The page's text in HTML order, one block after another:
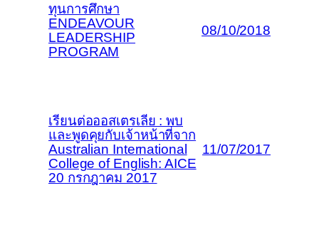
ทุนการศึกษา
ENDEAVOUR
LEADERSHIP
PROGRAM
08/10/2018
เรียนต่อออสเตรเลีย : พบ
และพูดคุยกับเจ้าหน้าที่จาก
Australian International
College of English: AICE
20 กรกฎาคม 2017
11/07/2017